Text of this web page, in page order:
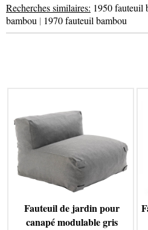
Recherches similaires: 1950 fauteuil
bambou | 1970 fauteuil bambou
Fauteuil de jardin pour
canapé modulable gris